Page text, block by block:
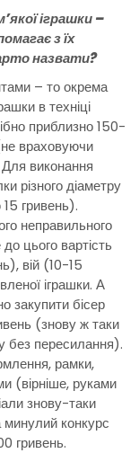
іграшки –
з їх
назвати?
– то окрема
в техніці
приблизно 150-
враховуючи
Для виконання
різного діаметру
гривень).
неправильного
цього вартість
вій (10-15
іграшки. А
закупити бісер
(знову ж таки
без пересилання).
рамки,
(вірніше, руками
знову-таки
конкурс
гривень.